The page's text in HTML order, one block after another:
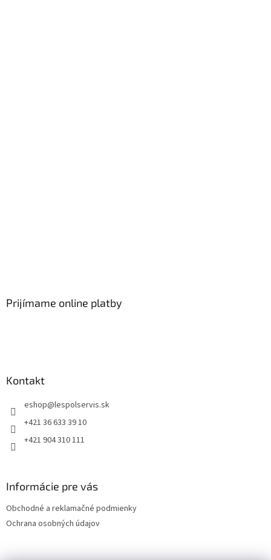
Prijímame online platby
Kontakt
eshop@lespolservis.sk
+421 36 633 39 10
+421 904 310 111
Informácie pre vás
Obchodné a reklamačné podmienky
Ochrana osobných údajov